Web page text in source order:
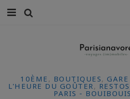
FAMILLE
VOYAGES
10ÈME , BOUTIQUES,
L'HEURE DU GOÛTER,
PARIS - BOUIBOUIS